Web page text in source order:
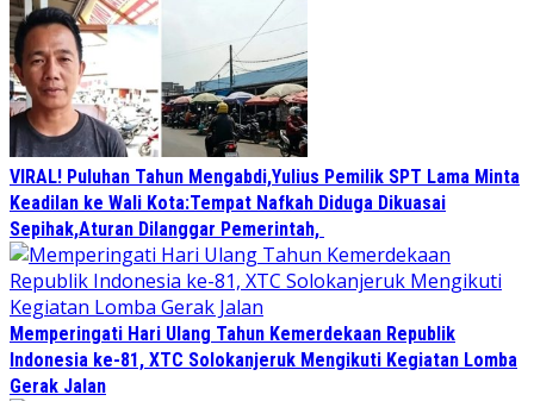
VIRAL! Puluhan Tahun Mengabdi,Yulius Pemilik SPT Lama Minta
Keadilan ke Wali Kota:Tempat Nafkah Diduga Dikuasai
Sepihak,Aturan Dilanggar Pemerintah,
Memperingati Hari Ulang Tahun Kemerdekaan Republik
Indonesia ke-81, XTC Solokanjeruk Mengikuti Kegiatan Lomba
Gerak Jalan